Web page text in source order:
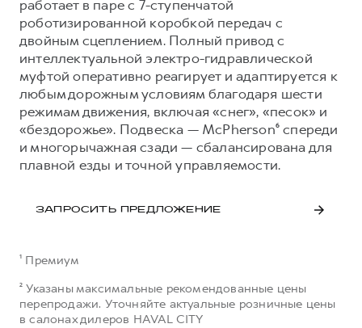
работает в паре с 7-ступенчатой
роботизированной коробкой передач с
двойным сцеплением. Полный привод с
интеллектуальной электро-гидравлической
муфтой оперативно реагирует и адаптируется к
любым дорожным условиям благодаря шести
режимам движения, включая «снег», «песок» и
«бездорожье». Подвеска — McPherson⁶ спереди
и многорычажная сзади — сбалансирована для
плавной езды и точной управляемости.
ЗАПРОСИТЬ ПРЕДЛОЖЕНИЕ
¹ Премиум
² Указаны максимальные рекомендованные цены
перепродажи. Уточняйте актуальные розничные цены
в салонах дилеров HAVAL CITY